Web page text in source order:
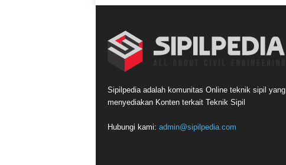
Sipilpedia adalah komunitas Online teknik sipil yang
menyediakan Konten terkait Teknik Sipil
Hubungi kami: admin@sipilpedia.com